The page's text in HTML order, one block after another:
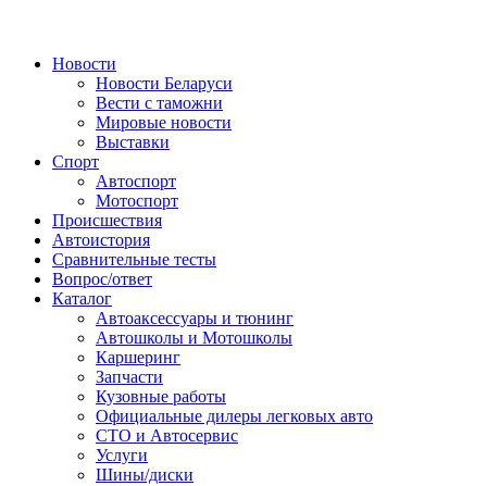
Сайт про автомобили
Новости
Новости Беларуси
Вести с таможни
Мировые новости
Выставки
Спорт
Автоспорт
Мотоспорт
Происшествия
Автоистория
Сравнительные тесты
Вопрос/ответ
Каталог
Автоакcессуары и тюнинг
Автошколы и Мотошколы
Каршеринг
Запчасти
Кузовные работы
Официальные дилеры легковых авто
СТО и Автосервис
Услуги
Шины/диски